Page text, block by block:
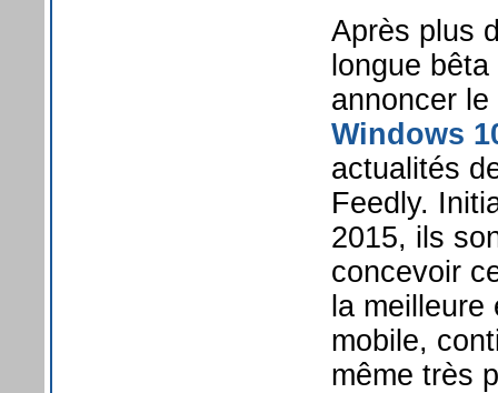
Après plus
longue
annoncer
Windows
actualités
Feedly.
2015, ils
concevoir
la
mobile,
même très